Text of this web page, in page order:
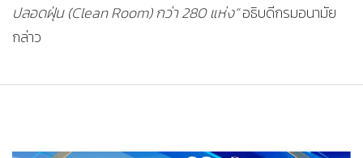
ปลอดฝุ่น (Clean Room) กว่า 280 แห่ง”อธิบดีกรมอนามัย
กล่าว